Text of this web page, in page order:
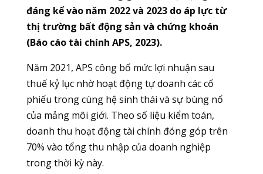
đáng kể vào năm 2022 và 2023 do áp lực từ
thị trường bất động sản và chứng khoán
(Báo cáo tài chính APS, 2023).
Năm 2021, APS công bố mức lợi nhuận sau
thuế kỷ lục nhờ hoạt động tự doanh các cổ
phiếu trong cùng hệ sinh thái và sự bùng nổ
của mảng môi giới. Theo số liệu kiểm toán,
doanh thu hoạt động tài chính đóng góp trên
70% vào tổng thu nhập của doanh nghiệp
trong thời kỳ này.